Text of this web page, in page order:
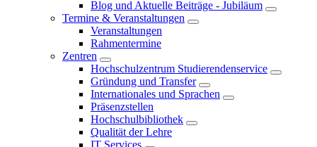
Blog und Aktuelle Beiträge - Jubiläum
Termine & Veranstaltungen
Veranstaltungen
Rahmentermine
Zentren
Hochschulzentrum Studierendenservice
Gründung und Transfer
Internationales und Sprachen
Präsenzstellen
Hochschulbibliothek
Qualität der Lehre
IT Services